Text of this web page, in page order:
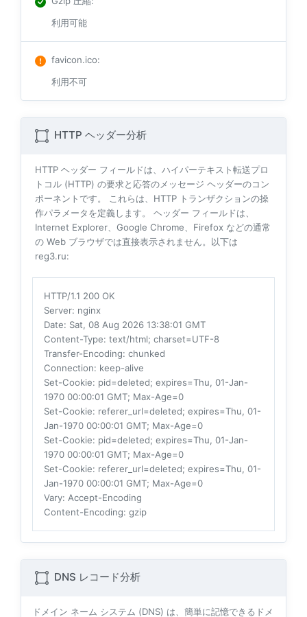
利用可能
favicon.ico:
利用不可
HTTP ヘッダー分析
HTTP ヘッダー フィールドは、ハイパーテキスト転送プロ
トコル (HTTP) の要求と応答のメッセージ ヘッダーのコン
ポーネントです。 これらは、HTTP トランザクションの操
作パラメータを定義します。 ヘッダー フィールドは、
Internet Explorer、Google Chrome、Firefox などの通常
の Web ブラウザでは直接表示されません。以下は
reg3.ru:
HTTP/1.1 200 OK
Server: nginx
Date: Sat, 08 Aug 2026 13:38:01 GMT
Content-Type: text/html; charset=UTF-8
Transfer-Encoding: chunked
Connection: keep-alive
Set-Cookie: pid=deleted; expires=Thu, 01-Jan-
1970 00:00:01 GMT; Max-Age=0
Set-Cookie: referer_url=deleted; expires=Thu, 01-
Jan-1970 00:00:01 GMT; Max-Age=0
Set-Cookie: pid=deleted; expires=Thu, 01-Jan-
1970 00:00:01 GMT; Max-Age=0
Set-Cookie: referer_url=deleted; expires=Thu, 01-
Jan-1970 00:00:01 GMT; Max-Age=0
Vary: Accept-Encoding
Content-Encoding: gzip
DNS レコード分析
ドメイン ネーム システム (DNS) は、簡単に記憶できるドメ